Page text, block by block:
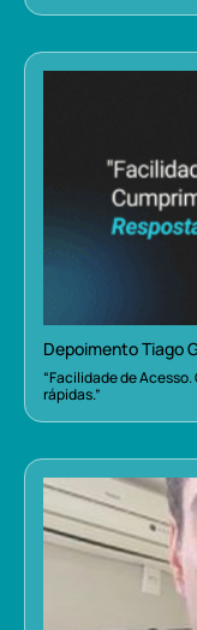
Depoimento Tiago
“Facilidade de
rápidas.”